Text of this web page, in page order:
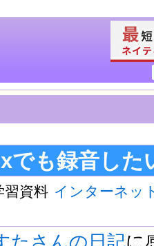
でも録音した
習資料 インターネッ
たさんの日記に